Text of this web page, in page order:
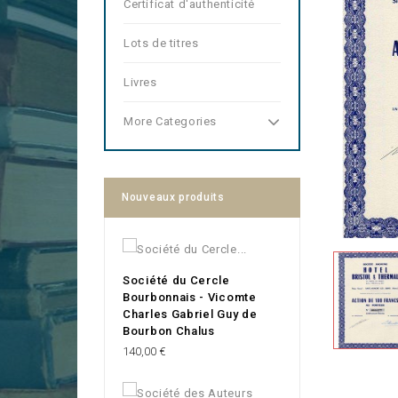
Certificat d'authenticité
Lots de titres
Livres
More Categories
Nouveaux produits
Société du Cercle
Bourbonnais - Vicomte
Charles Gabriel Guy de
Bourbon Chalus
Prix
140,00 €